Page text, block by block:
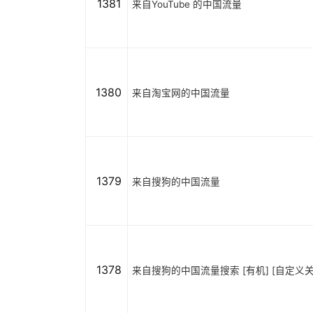
1381 来自YouTube 的中国流量
1380 来自淘宝网的中国流量
1379 来自搜狗的中国流量
1378 来自搜狗的中国流量搜索 [有机] [自定义